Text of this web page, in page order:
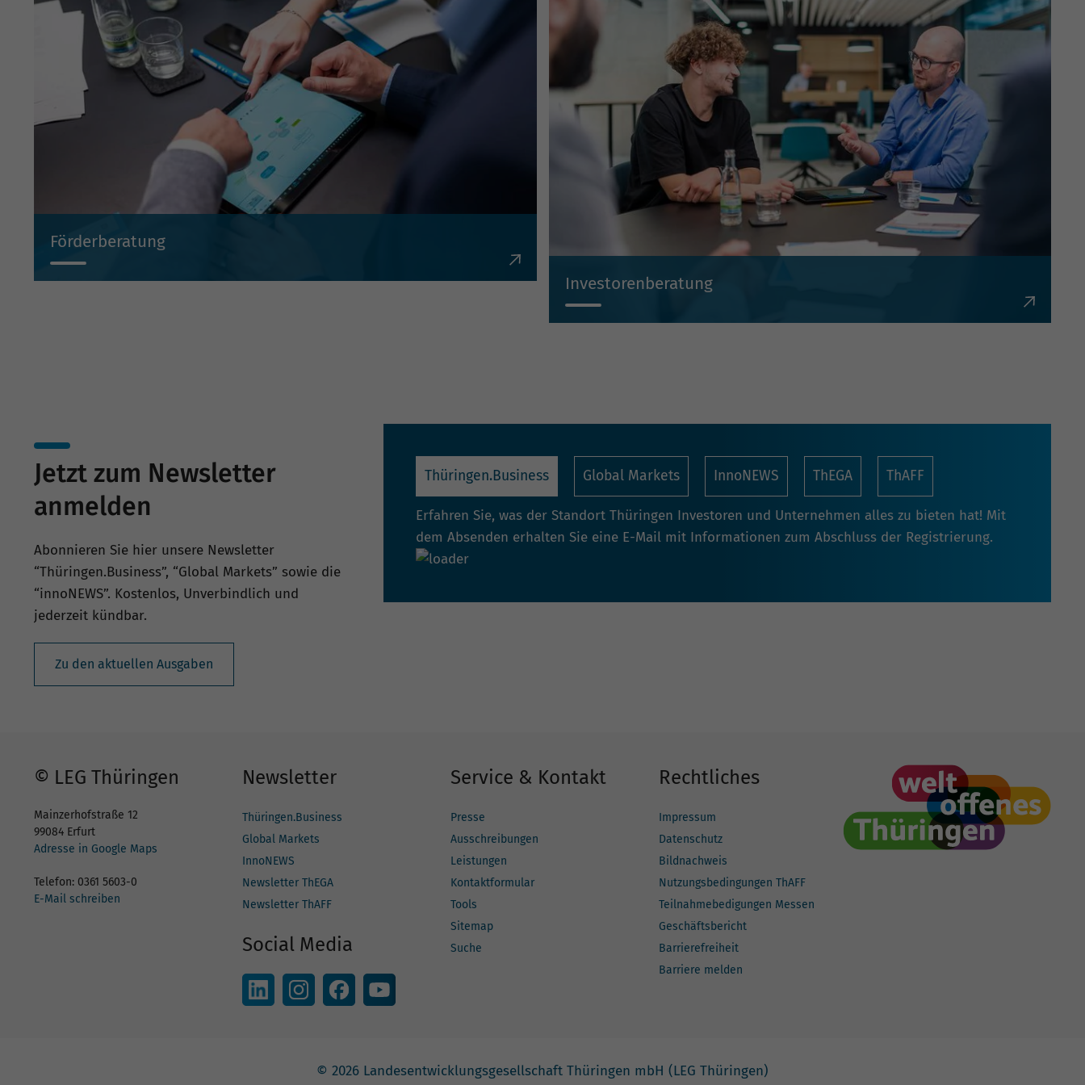
Förderberatung
Investorenberatung
Jetzt zum Newsletter
anmelden
Abonnieren Sie hier unsere Newsletter
“Thüringen.Business”, “Global Markets” sowie die
“innoNEWS”. Kostenlos, Unverbindlich und
jederzeit kündbar.
Zu den aktuellen Ausgaben
Thüringen.Business Global Markets InnoNEWS ThEGA ThAFF
Erfahren Sie, was der Standort Thüringen Investoren und Unternehmen alles zu bieten hat! Mit
dem Absenden erhalten Sie eine E-Mail mit Informationen zum Abschluss der Registrierung.
© LEG Thüringen
Mainzerhofstraße 12
99084 Erfurt
Adresse in Google Maps
Telefon: 0361 5603-0
E-Mail schreiben
Newsletter
Thüringen.Business
Global Markets
InnoNEWS
Newsletter ThEGA
Newsletter ThAFF
Social Media
Service & Kontakt
Presse
Ausschreibungen
Leistungen
Kontaktformular
Tools
Sitemap
Suche
Rechtliches
Impressum
Datenschutz
Bildnachweis
Nutzungsbedingungen ThAFF
Teilnahmebedigungen Messen
Geschäftsbericht
Barrierefreiheit
Barriere melden
© 2026 Landesentwicklungsgesellschaft Thüringen mbH (LEG Thüringen)